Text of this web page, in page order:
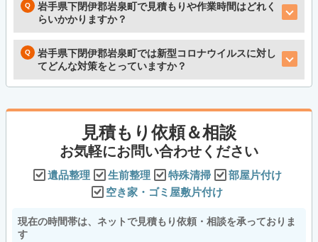
岩手県下閉伊郡岩泉町で見積もりや作業時間はどれく
らいかかりますか？
岩手県下閉伊郡岩泉町では新型コロナウイルスに対し
てどんな対策をとっていますか？
見積もり依頼＆相談
お気軽にお問い合わせください
遺品整理 生前整理 特殊清掃
部屋片付け
空き家・ゴミ屋敷片付け
現在の時間帯は、ネットで見積もり依頼・相談を承っておりま
す